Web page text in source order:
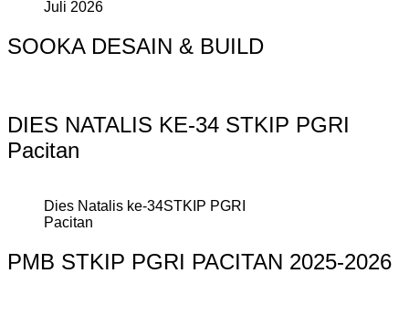
Juli 2026
SOOKA DESAIN & BUILD
DIES NATALIS KE-34 STKIP PGRI
Pacitan
Dies Natalis ke-34STKIP PGRI
Pacitan
PMB STKIP PGRI PACITAN 2025-2026